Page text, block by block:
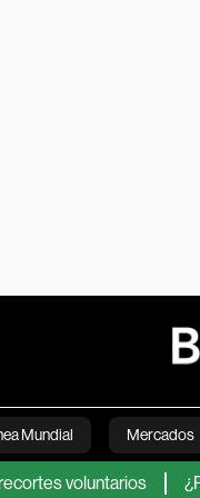
Mundial Mercados
Bloomberg Green
voluntarios ¿Puede